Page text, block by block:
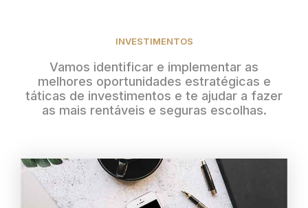
INVESTIMENTOS
Vamos identificar e implementar as
melhores oportunidades estratégicas e
táticas de investimentos e te ajudar a fazer
as mais rentáveis e seguras escolhas.